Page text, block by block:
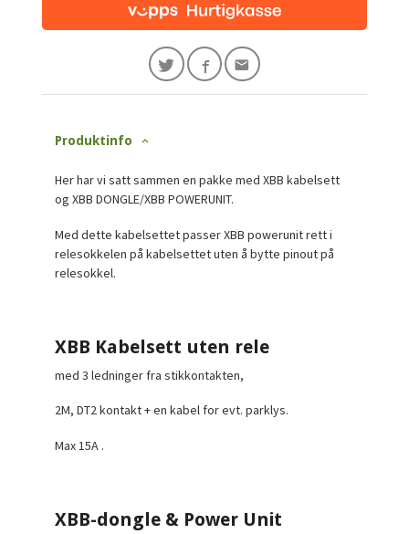
Produktinfo
Her har vi satt sammen en pakke med XBB kabelsett
og XBB DONGLE/XBB POWERUNIT.
Med dette kabelsettet passer XBB powerunit rett i
relesokkelen på kabelsettet uten å bytte pinout på
relesokkel.
XBB Kabelsett uten rele
med 3 ledninger fra stikkontakten,
2M, DT2 kontakt + en kabel for evt. parklys.
Max 15A .
XBB-dongle & Power Unit